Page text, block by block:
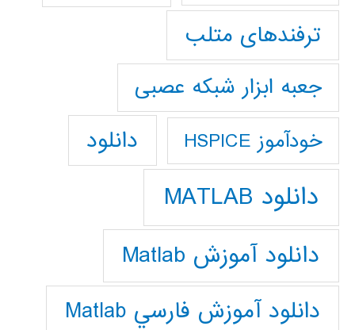
ترفندهای متلب
جعبه ابزار شبکه عصبی
خودآموز HSPICE دانلود
دانلود MATLAB
دانلود آموزش Matlab
دانلود آموزش فارسي Matlab